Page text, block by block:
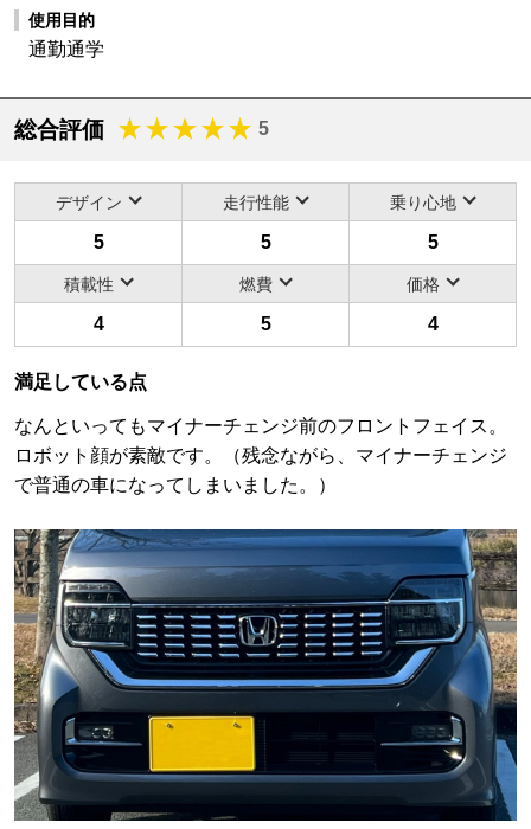
使用目的
通勤通学
総合評価 5
デザイン 走行性能 乗り心地
5 5 5
積載性 燃費 価格
4 5 4
満足している点
なんといってもマイナーチェンジ前のフロントフェイス。
ロボット顔が素敵です。（残念ながら、マイナーチェンジ
で普通の車になってしまいました。）